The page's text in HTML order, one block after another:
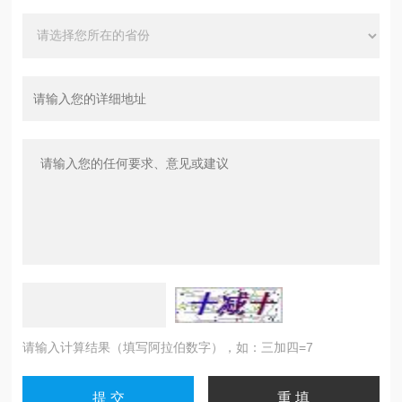
请输入计算结果（填写阿拉伯数字），如：三加四=7